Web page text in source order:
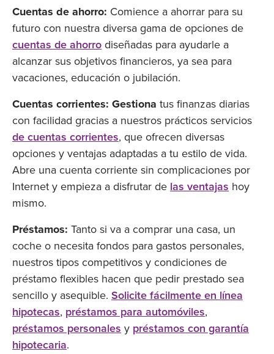
Cuentas de ahorro: Comience a ahorrar para su
futuro con nuestra diversa gama de opciones de
cuentas de ahorrodiseñadas para ayudarle a
alcanzar sus objetivos financieros, ya sea para
vacaciones, educación o jubilación.
Cuentas corrientes: Gestiona tus finanzas diarias
con facilidad gracias a nuestros prácticos servicios
de cuentas corrientes, que ofrecen diversas
opciones y ventajas adaptadas a tu estilo de vida.
Abre una cuenta corriente sin complicaciones por
Internet y empieza a disfrutar de las ventajas hoy
mismo.
Préstamos: Tanto si va a comprar una casa, un
coche o necesita fondos para gastos personales,
nuestros tipos competitivos y condiciones de
préstamo flexibles hacen que pedir prestado sea
sencillo y asequible. Solicite fácilmente en línea
hipotecas, préstamos para automóviles,
préstamos personales y préstamos con garantía
hipotecaria.